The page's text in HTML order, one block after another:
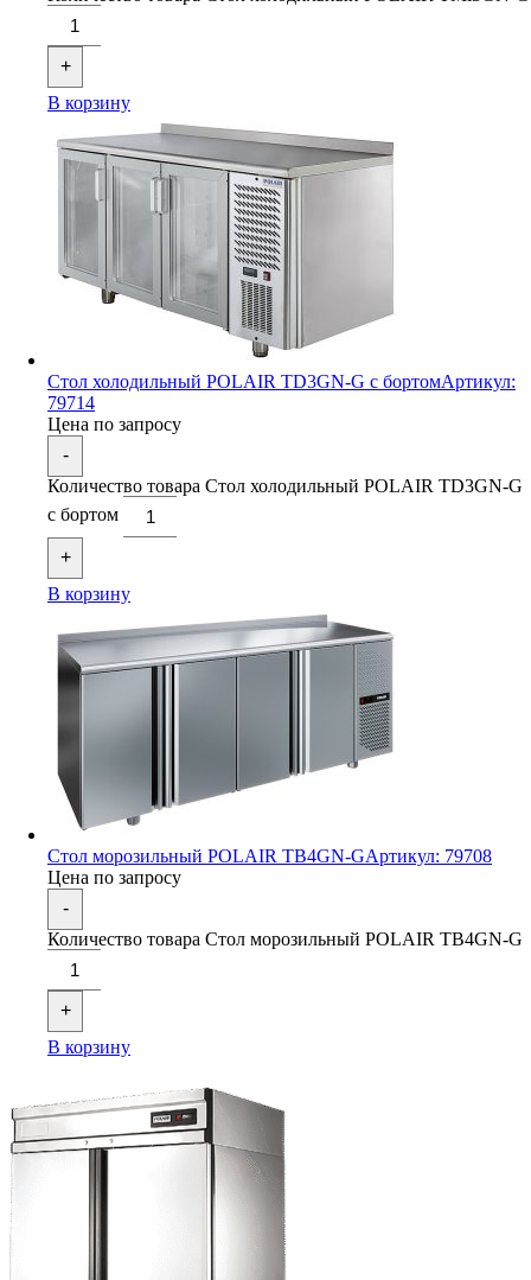
+
В корзину
Стол холодильный POLAIR TD3GN-G с бортомАртикул:
79714
Цена по запросу
-
Количество товара Стол холодильный POLAIR TD3GN-G
с бортом
+
В корзину
Стол морозильный POLAIR TB4GN-GАртикул: 79708
Цена по запросу
-
Количество товара Стол морозильный POLAIR TB4GN-G
+
В корзину